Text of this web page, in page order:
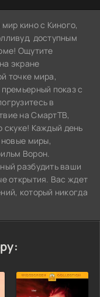
кино с Киного,
доступным
Ощутите
экране
точке мира,
показ с
в
на СмартТВ,
скуке! Каждый день
новые миры,
Ворон.
разбудить ваши
открытия. Вас ждет
который никогда